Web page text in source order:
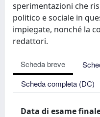
sperimentazioni che
politico e sociale in
impiegate, nonché la
redattori.
Scheda breve
Scheda completa (DC)
Data di esame